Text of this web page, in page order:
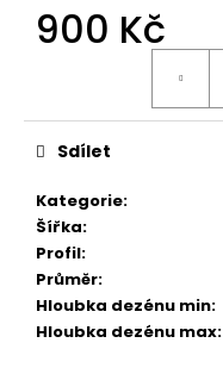
900 Kč
Kategorie:
Šířka:
Profil:
Průměr:
Hloubka dezénu min:
Hloubka dezénu max:
Sdílet
D
o
o
u
č
u